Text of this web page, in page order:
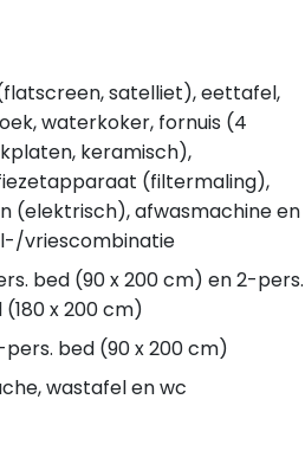
satelliet), eettafel,
waterkoker, fornuis (4
keramisch),
(filtermaling),
(elektrisch), afwasmachine en
vriescombinatie
bed (90 x 200 cm) en 2-pers.
(180 x 200 cm)
pers. bed (90 x 200 cm)
wastafel en wc